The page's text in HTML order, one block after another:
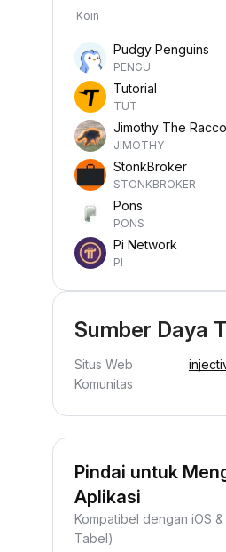
Koin
Pudgy Penguins
PENGU
Tutorial
TUT
Jimothy The
JIMOTHY
StonkBroker
STONKBROKER
Pons
PONS
Pi Network
PI
Sumber Daya
Situs Web
Komunitas
Pindai untuk
Aplikasi
Kompatibel dengan iOS
Tabel)